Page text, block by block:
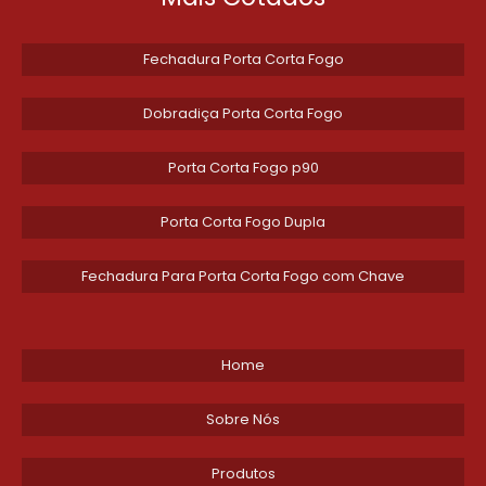
solicite um orçamento detalhado dos
produtos que atendem às suas necessidades
específicas. Estamos prontos para ajudá-lo a
construir um ambiente de trabalho mais
seguro e protegido.
Fechadura Porta Corta Fogo
Dobradiça Porta Corta Fogo
Porta Corta Fogo p90
Porta Corta Fogo Dupla
Fechadura Para Porta Corta Fogo com Chave
Home
Sobre Nós
Produtos